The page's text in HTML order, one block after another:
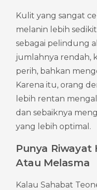
Kulit yang sangat
melanin lebih
sebagai pelindung
jumlahnya rendah,
perih, bahkan
Karena itu, orang
lebih rentan
dan sebaiknya
yang lebih optimal.
Punya
Atau Melasma
Kalau Sahabat